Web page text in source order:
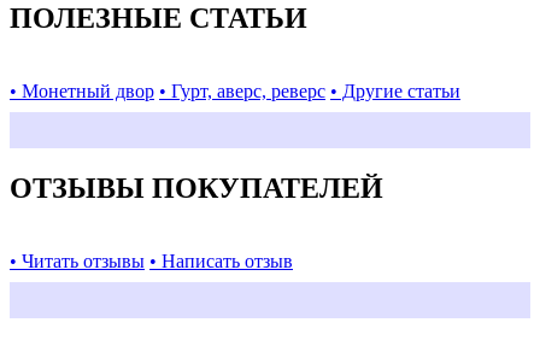
ПОЛЕЗНЫЕ СТАТЬИ
• Монетный двор • Гурт, аверс, реверс • Другие статьи
ОТЗЫВЫ ПОКУПАТЕЛЕЙ
• Читать отзывы • Написать отзыв